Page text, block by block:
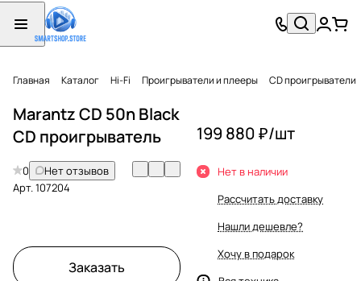
Главная Каталог Hi-Fi Проигрыватели и плееры CD проигрыватели
Marantz CD 50n Black
CD проигрыватель
0
Нет отзывов
Арт.107204
Заказать
199 880 ₽/шт
Нет в наличии
Рассчитать доставку
Нашли дешевле?
Хочу в подарок